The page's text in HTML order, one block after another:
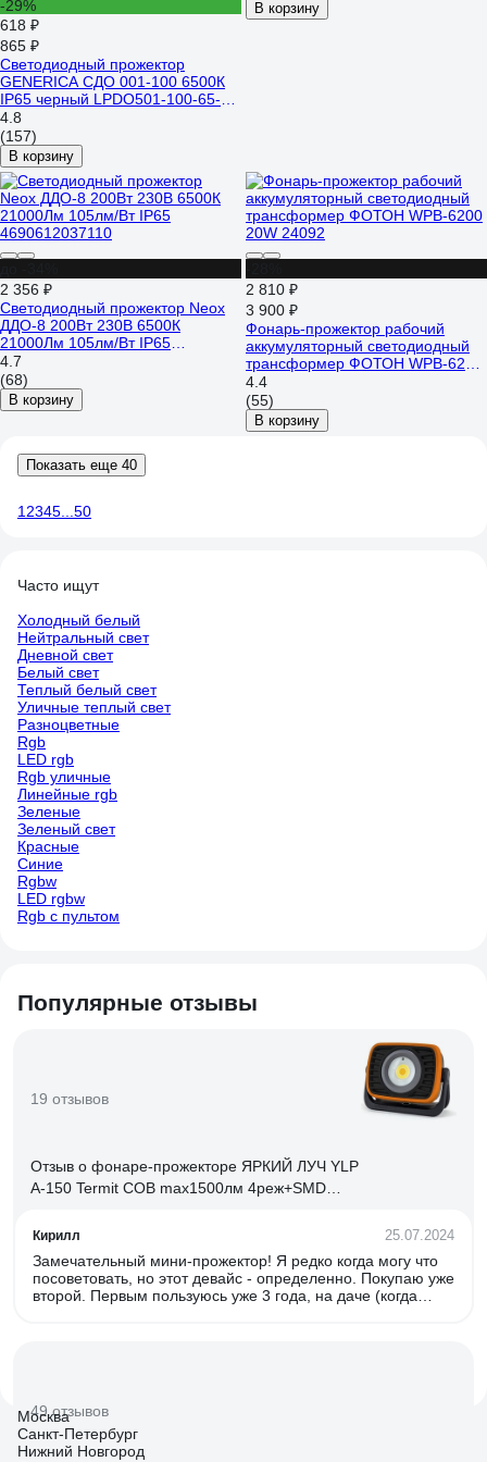
-29%
618 ₽
865 ₽
Светодиодный прожектор
GENERICA СДО 001-100 6500К
IP65 черный LPDO501-100-65-
K02-G
4.8
(157)
В корзину
В корзину
2 356 ₽
Светодиодный прожектор Neox
ДДО-8 200Вт 230В 6500К
21000Лм 105лм/Вт IP65
4690612037110
4.7
(68)
В корзину
2 810 ₽
3 900 ₽
Фонарь-прожектор рабочий
аккумуляторный светодиодный
трансформер ФОТОН WPВ-6200
20W 24092
4.4
(55)
В корзину
Показать еще 40
1 2345 50
Часто ищут
Холодный белый
Нейтральный свет
Дневной свет
Белый свет
Теплый белый свет
Уличные теплый свет
Разноцветные
Rgb
LED rgb
Rgb уличные
Линейные rgb
Зеленые
Зеленый свет
Красные
Синие
Rgbw
LED rgbw
Rgb с пультом
Популярные отзывы
19 отзывов
Отзыв о фонаре-прожекторе ЯРКИЙ ЛУЧ YLP
A-150 Termit COB max1500лм 4реж+SMD
Кирилл 25.07.2024
Замечательный мини-прожектор! Я редко когда могу что
посоветовать, но этот девайс - определенно. Покупаю уже
второй. Первым пользуюсь уже 3 года, на даче (когда
пытался его выудить, в панике что сейчас он погаснет и
всё... но он работал. 1.5 метра! 10 минут! Достал я его,
когда вспомнил, что он же с магнитом, и простая
49 отзывов
Москва
Санкт-Петербург
Нижний Новгород